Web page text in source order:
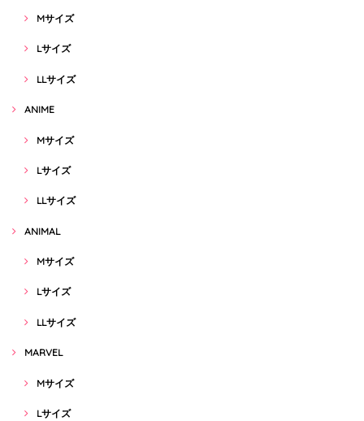
Mサイズ
Lサイズ
LLサイズ
ANIME
Mサイズ
Lサイズ
LLサイズ
ANIMAL
Mサイズ
Lサイズ
LLサイズ
MARVEL
Mサイズ
Lサイズ